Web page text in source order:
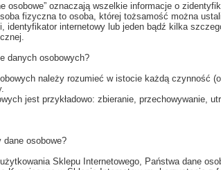
osobowe” oznaczają wszelkie informacje o
fizyczna to osoba, której tożsamość można
identyfikator internetowy lub jeden bądź kilka
danych osobowych?
należy rozumieć w istocie każdą czynność
jest przykładowo: zbieranie, przechowywanie,
osobowe?
Sklepu Internetowego, Państwa dane